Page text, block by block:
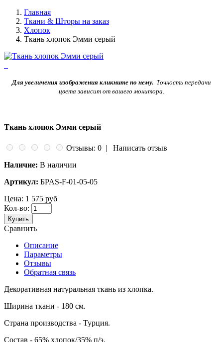
Главная
Ткани & Шторы на заказ
Хлопок
Ткань хлопок Эмми серый
Для увеличения изображения кликните по нему. Точность передачи
цвета зависит от вашего монитора.
Ткань хлопок Эмми серый
Отзывы: 0 | Написать отзыв
Наличие: В наличии
Артикул: БPAS-F-01-05-05
Цена: 1 575 руб
Кол-во:
Купить
Сравнить
Описание
Параметры
Отзывы
Обратная связь
Декоративная натуральная ткань из хлопка.
Ширина ткани - 180 см.
Страна производства - Турция.
Состав - 65% хлопок/35% п/э.